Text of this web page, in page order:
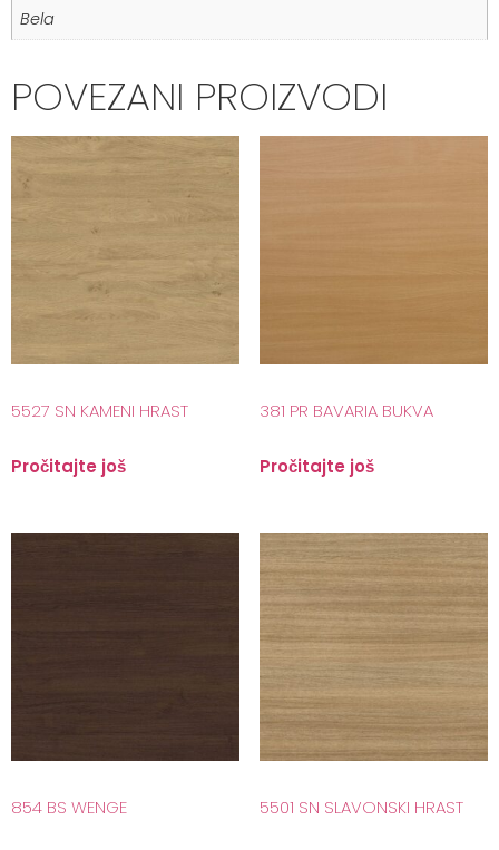
Bela
POVEZANI PROIZVODI
5527 SN KAMENI HRAST
Pročitajte još
381 PR BAVARIA BUKVA
Pročitajte još
854 BS WENGE 5501 SN SLAVONSKI HRAST